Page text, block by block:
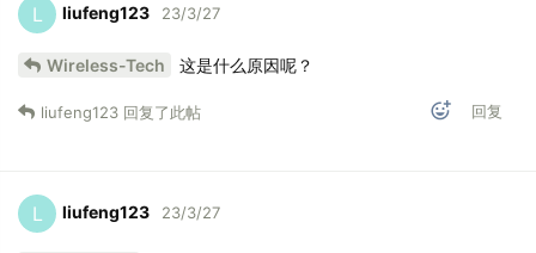
L liufeng123 23/3/27
Wireless-Tech 这是什么原因呢？
回复
liufeng123 回复了此帖
L liufeng123 23/3/27